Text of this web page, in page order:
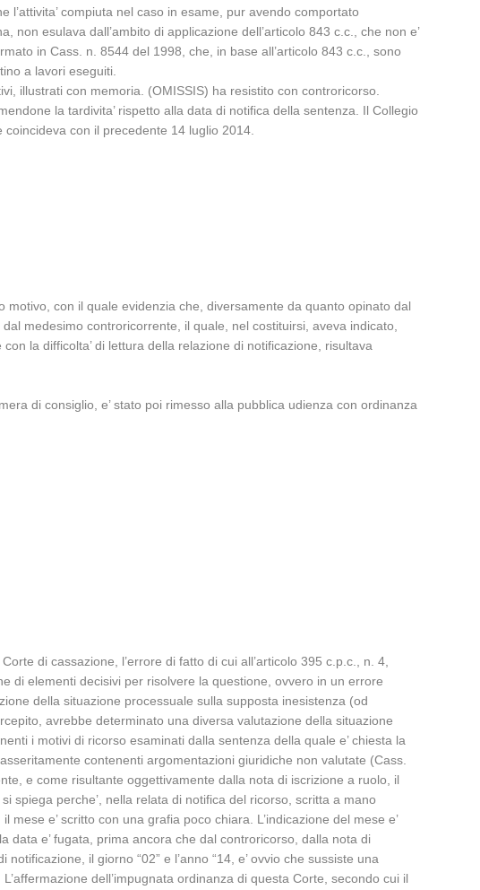
compiuta nel caso in esame, pur avendo comportato
esulava dall’ambito di applicazione dell’articolo 843 c.c., che non e’
in Cass. n. 8544 del 1998, che, in base all’articolo 843 c.c., sono
a lavori eseguiti.
illustrati con memoria. (OMISSIS) ha resistito con controricorso.
la tardivita’ rispetto alla data di notifica della sentenza. Il Collegio
con il precedente 14 luglio 2014.
con il quale evidenzia che, diversamente da quanto opinato dal
medesimo controricorrente, il quale, nel costituirsi, aveva indicato,
la difficolta’ di lettura della relazione di notificazione, risultava
di consiglio, e’ stato poi rimesso alla pubblica udienza con ordinanza
di cassazione, l’errore di fatto di cui all’articolo 395 c.p.c., n. 4,
di elementi decisivi per risolvere la questione, ovvero in un errore
della situazione processuale sulla supposta inesistenza (od
avrebbe determinato una diversa valutazione della situazione
i motivi di ricorso esaminati dalla sentenza della quale e’ chiesta la
contenenti argomentazioni giuridiche non valutate (Cass.
e come risultante oggettivamente dalla nota di iscrizione a ruolo, il
spiega perche’, nella relata di notifica del ricorso, scritta a mano
mese e’ scritto con una grafia poco chiara. L’indicazione del mese e’
data e’ fugata, prima ancora che dal controricorso, dalla nota di
il giorno “02” e l’anno “14, e’ ovvio che sussiste una
dell’impugnata ordinanza di questa Corte, secondo cui il